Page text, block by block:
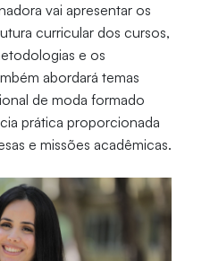
vai apresentar os
curricular dos cursos,
e os
abordará temas
de moda formado
prática proporcionada
e missões acadêmicas.